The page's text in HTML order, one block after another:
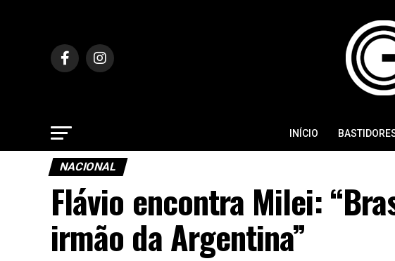
INÍCIO
NACIONAL
Flávio encontra Milei:
irmão da Argentina”